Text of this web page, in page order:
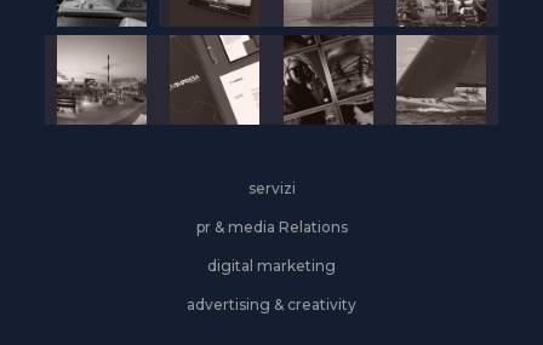
servizi
pr & media Relations
digital marketing
advertising & creativity